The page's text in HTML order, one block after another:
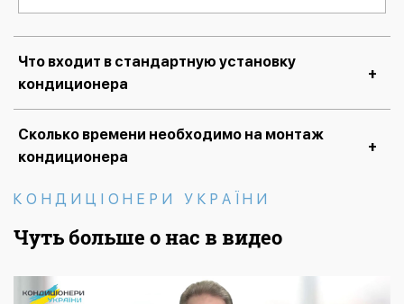
Что входит в стандартную установку
кондиционера
Сколько времени необходимо на монтаж
кондиционера
КОНДИЦІОНЕРИ УКРАЇНИ
Чуть больше о нас в видео